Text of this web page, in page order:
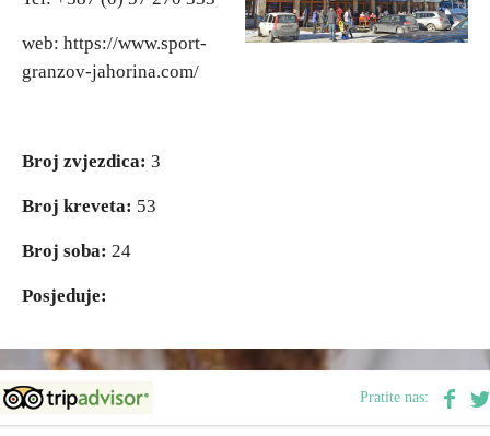
Avantura
Kulturni turizam
Gastronomija
Seoski turizam
web: https://www.sport-
granzov-jahorina.com/
Broj zvjezdica: 3
Broj kreveta: 53
Broj soba: 24
Posjeduje:
Pratite nas:
Avantura
Kulturni turizam
Gastronomija
Seoski turizam